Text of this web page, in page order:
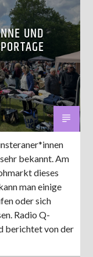
UND
bekannt. Am
dieses
man einige
oder sich
Radio Q-
berichtet von der